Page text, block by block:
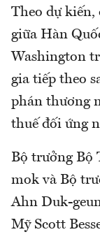
Theo dự kiến,
giữa Hàn
Washington
gia tiếp theo
phán thương
thuế đối ứng
Bộ trưởng Bộ
mok và Bộ
Ahn Duk-
Mỹ Scott